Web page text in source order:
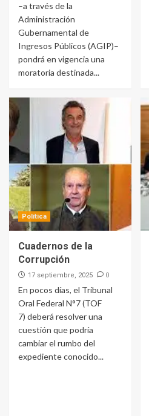
–a través de la
Administración
Gubernamental de
Ingresos Públicos (AGIP)–
pondrá en vigencia una
moratoria destinada...
Política
Cuadernos de la
Corrupción
17 septiembre, 2025 0
En pocos días, el Tribunal
Oral Federal N°7 (TOF
7) deberá resolver una
cuestión que podría
cambiar el rumbo del
expediente conocido...